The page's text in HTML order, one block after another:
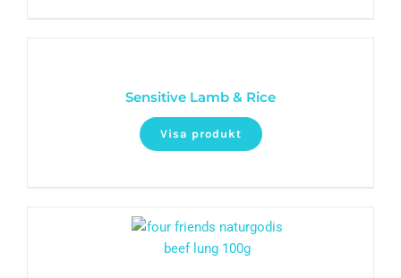
Sensitive Lamb & Rice
Visa produkt